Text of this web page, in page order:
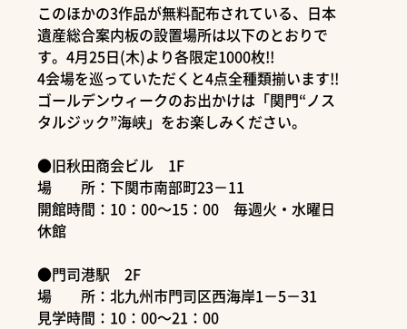
このほかの3作品が無料配布されている、日本
遺産総合案内板の設置場所は以下のとおりで
す。4月25日(木)より各限定1000枚!!
4会場を巡っていただくと4点全種類揃います!!
ゴールデンウィークのお出かけは「関門“ノス
タルジック”海峡」をお楽しみください。
●旧秋田商会ビル 1F
場 所：下関市南部町23－11
開館時間：10：00～15：00 毎週火・水曜日
休館
●門司港駅 2F
場 所：北九州市門司区西海岸1－5－31
見学時間：10：00～21：00